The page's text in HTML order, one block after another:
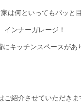
は何といってもパッと
インナーガレージ！
にキッチンスペースがあ
ご紹介させていただきま